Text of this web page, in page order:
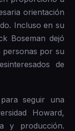
orientación
Incluso en su
Boseman dejó
personas por su
de
seguir una
Howard,
y producción.